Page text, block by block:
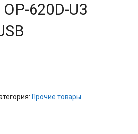
620D-U3
Прочие товары